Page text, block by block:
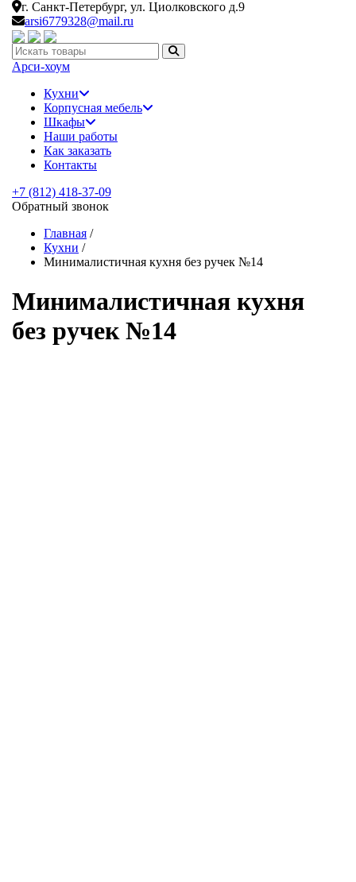
г. Санкт-Петербург, ул. Циолковского д.9
arsi6779328@mail.ru
Искать:
Арси-хоум
Кухни
Корпусная мебель
Шкафы
Наши работы
Как заказать
Контакты
+7 (812) 418-37-09
Обратный звонок
Главная /
Кухни /
Минималистичная кухня без ручек №14
Минималистичная кухня
без ручек №14